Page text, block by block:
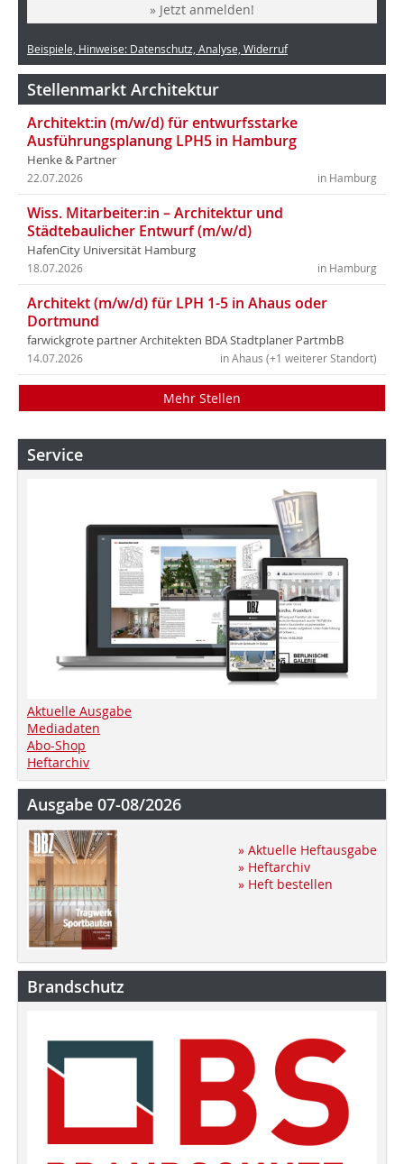
» Jetzt anmelden!
Beispiele, Hinweise: Datenschutz, Analyse, Widerruf
Stellenmarkt Architektur
Architekt:in (m/w/d) für entwurfsstarke
Ausführungsplanung LPH5 in Hamburg
Henke & Partner
in Hamburg
22.07.2026
Wiss. Mitarbeiter:in – Architektur und
Städtebaulicher Entwurf (m/w/d)
HafenCity Universität Hamburg
in Hamburg
18.07.2026
Architekt (m/w/d) für LPH 1-5 in Ahaus oder
Dortmund
farwickgrote partner Architekten BDA Stadtplaner PartmbB
in Ahaus (+1 weiterer Standort)
14.07.2026
Mehr Stellen
Service
Aktuelle Ausgabe
Mediadaten
Abo-Shop
Heftarchiv
Ausgabe 07-08/2026
» Aktuelle Heftausgabe
» Heftarchiv
» Heft bestellen
Brandschutz